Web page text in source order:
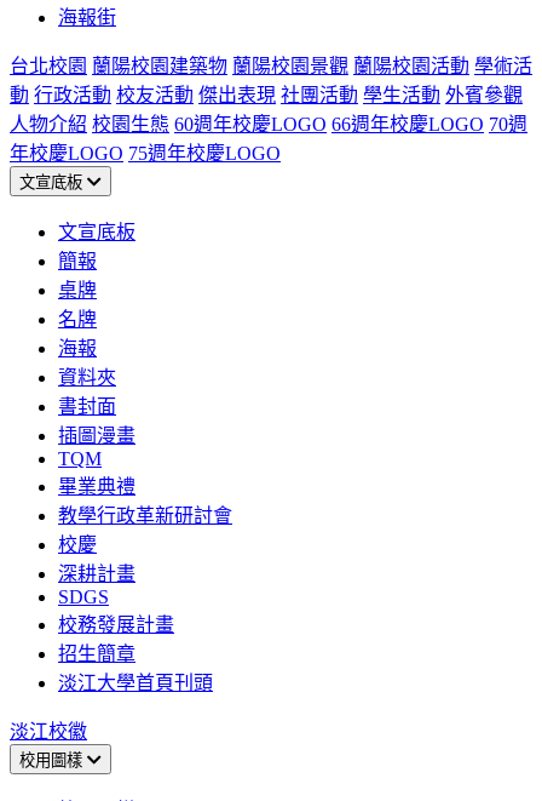
海報街
台北校園 蘭陽校園建築物 蘭陽校園景觀 蘭陽校園活動 學術活
動 行政活動 校友活動 傑出表現 社團活動 學生活動 外賓參觀
人物介紹 校園生態 60週年校慶LOGO 66週年校慶LOGO 70週
年校慶LOGO 75週年校慶LOGO
文宣底板
文宣底板
簡報
桌牌
名牌
海報
資料夾
書封面
插圖漫畫
TQM
畢業典禮
教學行政革新研討會
校慶
深耕計畫
SDGS
校務發展計畫
招生簡章
淡江大學首頁刊頭
淡江校徽
校用圖樣